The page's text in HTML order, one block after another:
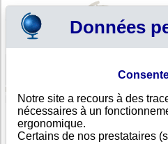
Inde >Toutes villes >Bengaluru
IZMO LIMITED, Bengaluru
FICHE ENTREPRISE
Données
Notre site a recours à des
nécessaires à un
ergonomique.
Certains de nos prestataires